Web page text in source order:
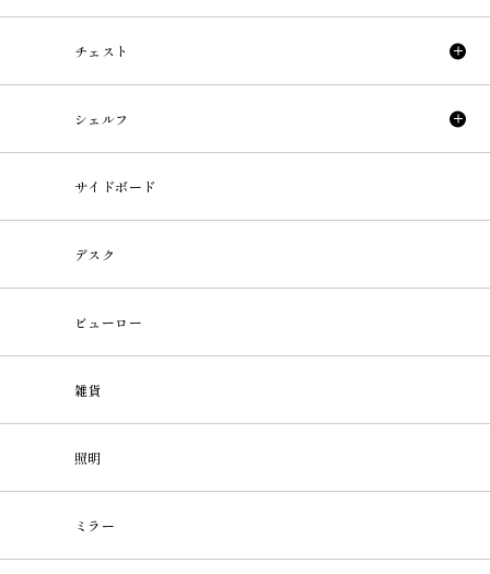
チェスト
シェルフ
サイドボード
デスク
ビューロー
雑貨
照明
ミラー